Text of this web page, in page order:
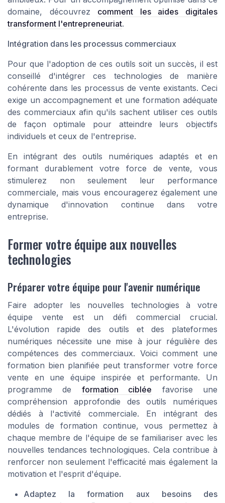
domaine, découvrez comment les aides digitales
transforment l'entrepreneuriat.
Intégration dans les processus commerciaux
Pour que l'adoption de ces outils soit un succès, il est
conseillé d'intégrer ces technologies de manière
cohérente dans les processus de vente existants. Ceci
exige un accompagnement et une formation adéquate
des commerciaux afin qu'ils sachent utiliser ces outils
de façon optimale pour atteindre leurs objectifs
individuels et ceux de l'entreprise.
En intégrant des outils numériques adaptés et en
formant durablement votre force de vente, vous
stimulerez non seulement leur performance
commerciale, mais vous encouragerez également une
dynamique d'innovation continue dans votre
entreprise.
Former votre équipe aux nouvelles
technologies
Préparer votre équipe pour l'avenir numérique
Faire adopter les nouvelles technologies à votre
équipe vente est un défi commercial crucial.
L'évolution rapide des outils et des plateformes
numériques nécessite une mise à jour régulière des
compétences des commerciaux. Voici comment une
formation bien planifiée peut transformer votre force
vente en une équipe inspirée et performante. Un
programme de formation ciblée favorise une
compréhension approfondie des outils numériques
dédiés à l'activité commerciale. En intégrant des
modules de formation continue, vous permettez à
chaque membre de l'équipe de se familiariser avec les
nouvelles tendances technologiques. Cela contribue à
renforcer non seulement l'efficacité mais également la
motivation et l'esprit d'équipe.
Adaptez la formation aux besoins des